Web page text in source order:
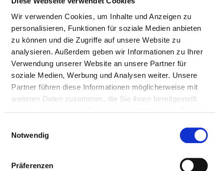
Wir verwenden Cookies, um Inhalte und Anzeigen zu
personalisieren, Funktionen für soziale Medien anbieten
zu können und die Zugriffe auf unsere Website zu
analysieren. Außerdem geben wir Informationen zu Ihrer
Verwendung unserer Website an unsere Partner für
soziale Medien, Werbung und Analysen weiter. Unsere
Partner führen diese Informationen möglicherweise mit
weiteren Daten zusammen, die Sie ihnen bereitgestellt
Notwendig
Präferenzen
ÄRZTE UND ÄRZTINNEN
Hier finden Sie Angaben zum medizinischen Personal
des gesamten Krankenhauses. Informationen zum
Personal der einzelnen Fachabteilungen finden Sie
auf den Fachabteilungsseiten.
Anzahl (gesamt)